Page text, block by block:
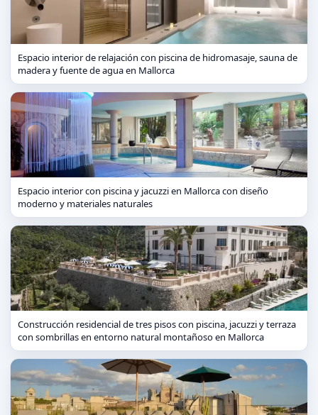
Espacio interior de relajación con piscina de hidromasaje, sauna de
madera y fuente de agua en Mallorca
Espacio interior con piscina y jacuzzi en Mallorca con diseño
moderno y materiales naturales
Construcción residencial de tres pisos con piscina, jacuzzi y terraza
con sombrillas en entorno natural montañoso en Mallorca